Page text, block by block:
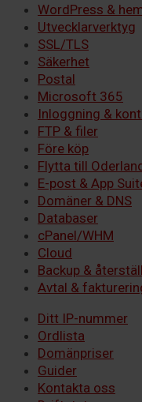
WordPress &
Utvecklarverktyg
SSL/TLS
Säkerhet
Postal
Microsoft 365
Inloggning &
FTP & filer
Före köp
Flytta till
E-post & App
Domäner & DNS
Databaser
cPanel/WHM
Cloud
Backup &
Avtal &
Ditt IP-nummer
Ordlista
Domänpriser
Guider
Kontakta oss